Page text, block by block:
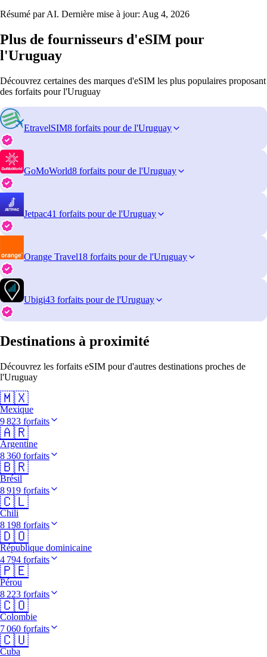
Résumé par AI. Dernière mise à jour: Aug 4, 2026
Plus de fournisseurs d'eSIM pour
l'Uruguay
Découvrez certaines des marques d'eSIM les plus populaires proposant
des forfaits pour l'Uruguay
EtravelSIM8 forfaits pour de l'Uruguay
GoMoWorld8 forfaits pour de l'Uruguay
Jetpac41 forfaits pour de l'Uruguay
Orange Travel18 forfaits pour de l'Uruguay
Ubigi43 forfaits pour de l'Uruguay
Destinations à proximité
Découvrez les forfaits eSIM pour d'autres destinations proches de
l'Uruguay
🇲🇽
Mexique
9 823 forfaits
🇦🇷
Argentine
8 360 forfaits
🇧🇷
Brésil
8 919 forfaits
🇨🇱
Chili
8 198 forfaits
🇩🇴
République dominicaine
4 794 forfaits
🇵🇪
Pérou
8 223 forfaits
🇨🇴
Colombie
7 060 forfaits
🇨🇺
Cuba